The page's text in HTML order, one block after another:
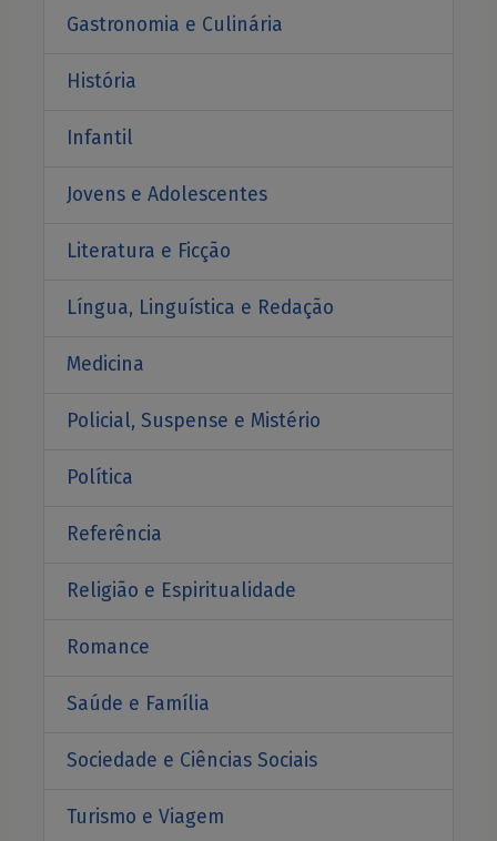
Gastronomia e Culinária
História
Infantil
Jovens e Adolescentes
Literatura e Ficção
Língua, Linguística e Redação
Medicina
Policial, Suspense e Mistério
Política
Referência
Religião e Espiritualidade
Romance
Saúde e Família
Sociedade e Ciências Sociais
Turismo e Viagem